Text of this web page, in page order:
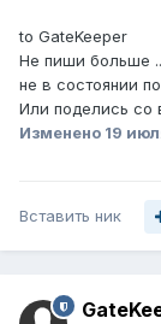
to GateKeeper
Не пиши больше
не в состоянии
Или поделись со
Изменено 19
Вставить ник